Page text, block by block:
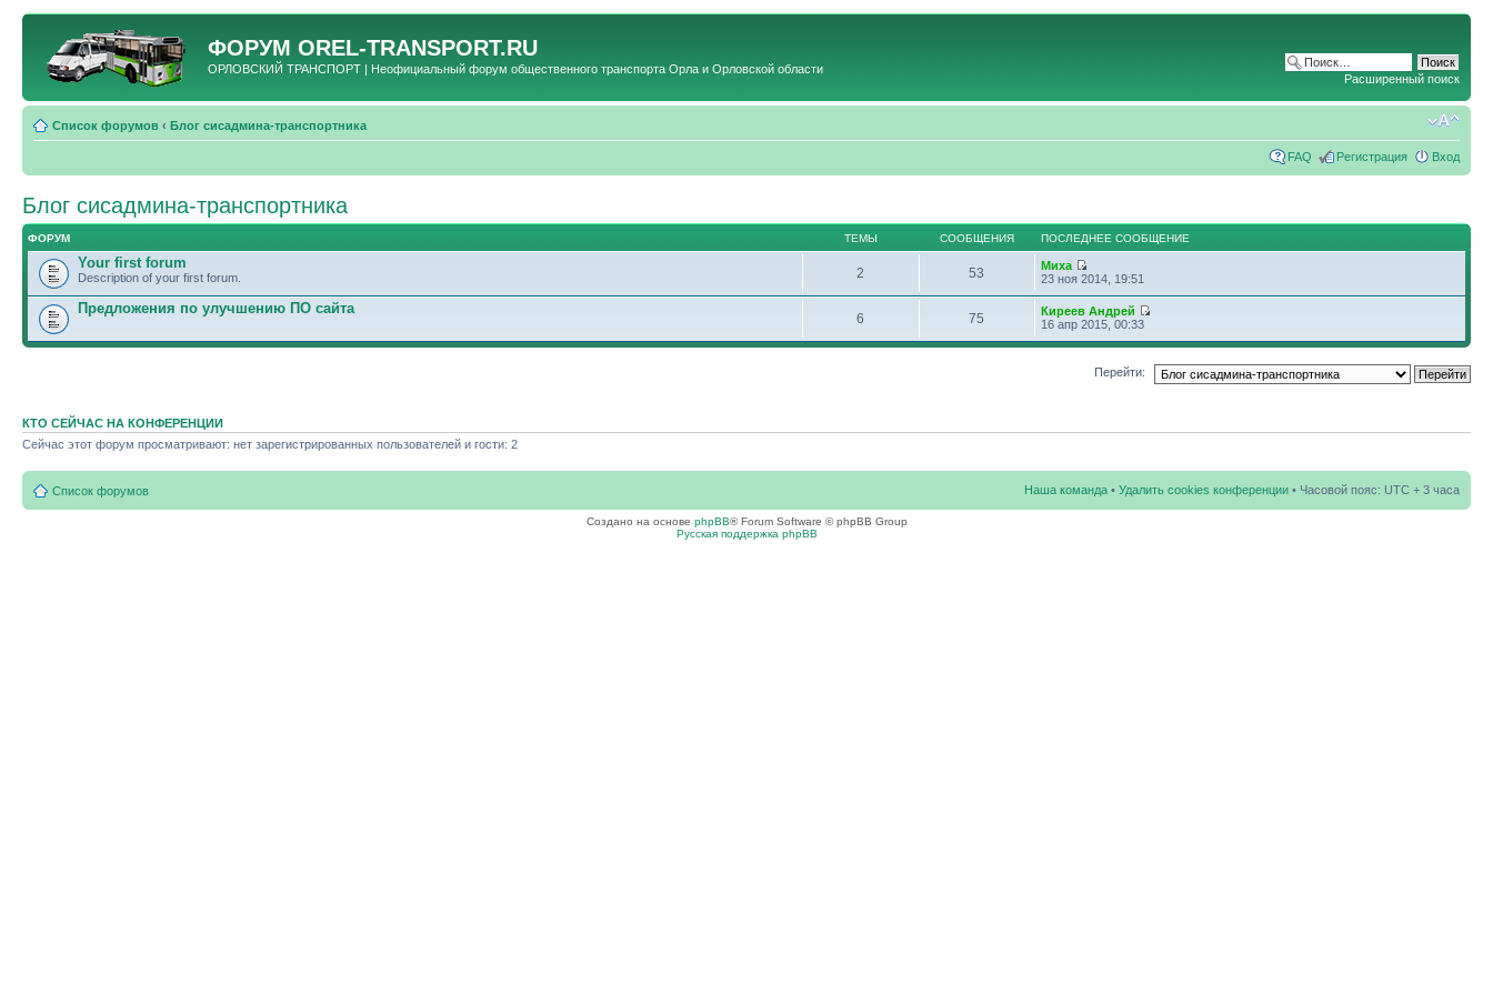
ФОРУМ OREL-TRANSPORT.RU
ОРЛОВСКИЙ ТРАНСПОРТ | Неофициальный форум общественного транспорта Орла и Орловской области
Расширенный поиск
Список форумов ‹ Блог сисадмина-транспортника
FAQ Регистрация Вход
Блог сисадмина-транспортника
ФОРУМ ТЕМЫ СООБЩЕНИЯ ПОСЛЕДНЕЕ СООБЩЕНИЕ
Your first forum
Description of your first forum. 2 53
Миха
23 ноя 2014, 19:51
Предложения по улучшению ПО сайта
6 75
Киреев Андрей
16 апр 2015, 00:33
Перейти:
КТО СЕЙЧАС НА КОНФЕРЕНЦИИ
Сейчас этот форум просматривают: нет зарегистрированных пользователей и гости: 2
Список форумов Наша команда • Удалить cookies конференции • Часовой пояс: UTC + 3 часа
Создано на основе phpBB® Forum Software © phpBB Group
Русская поддержка phpBB